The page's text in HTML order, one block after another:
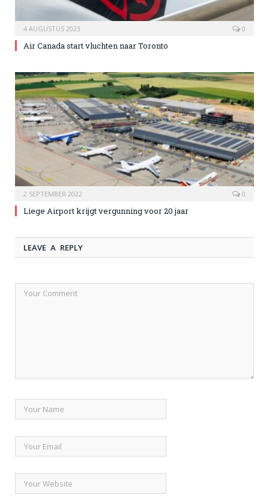
4 AUGUSTUS 2023 0
Air Canada start vluchten naar Toronto
2 SEPTEMBER 2022 0
Liege Airport krijgt vergunning voor 20 jaar
LEAVE A REPLY